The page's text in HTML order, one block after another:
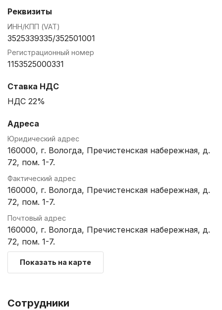
Реквизиты
ИНН/КПП (VAT)
3525339335/352501001
Регистрационный номер
1153525000331
Ставка НДС
НДС 22%
Адреса
Юридический адрес
160000, г. Вологда, Пречистенская набережная, д.
72, пом. 1-7.
Фактический адрес
160000, г. Вологда, Пречистенская набережная, д.
72, пом. 1-7.
Почтовый адрес
160000, г. Вологда, Пречистенская набережная, д.
72, пом. 1-7.
Показать на карте
Сотрудники